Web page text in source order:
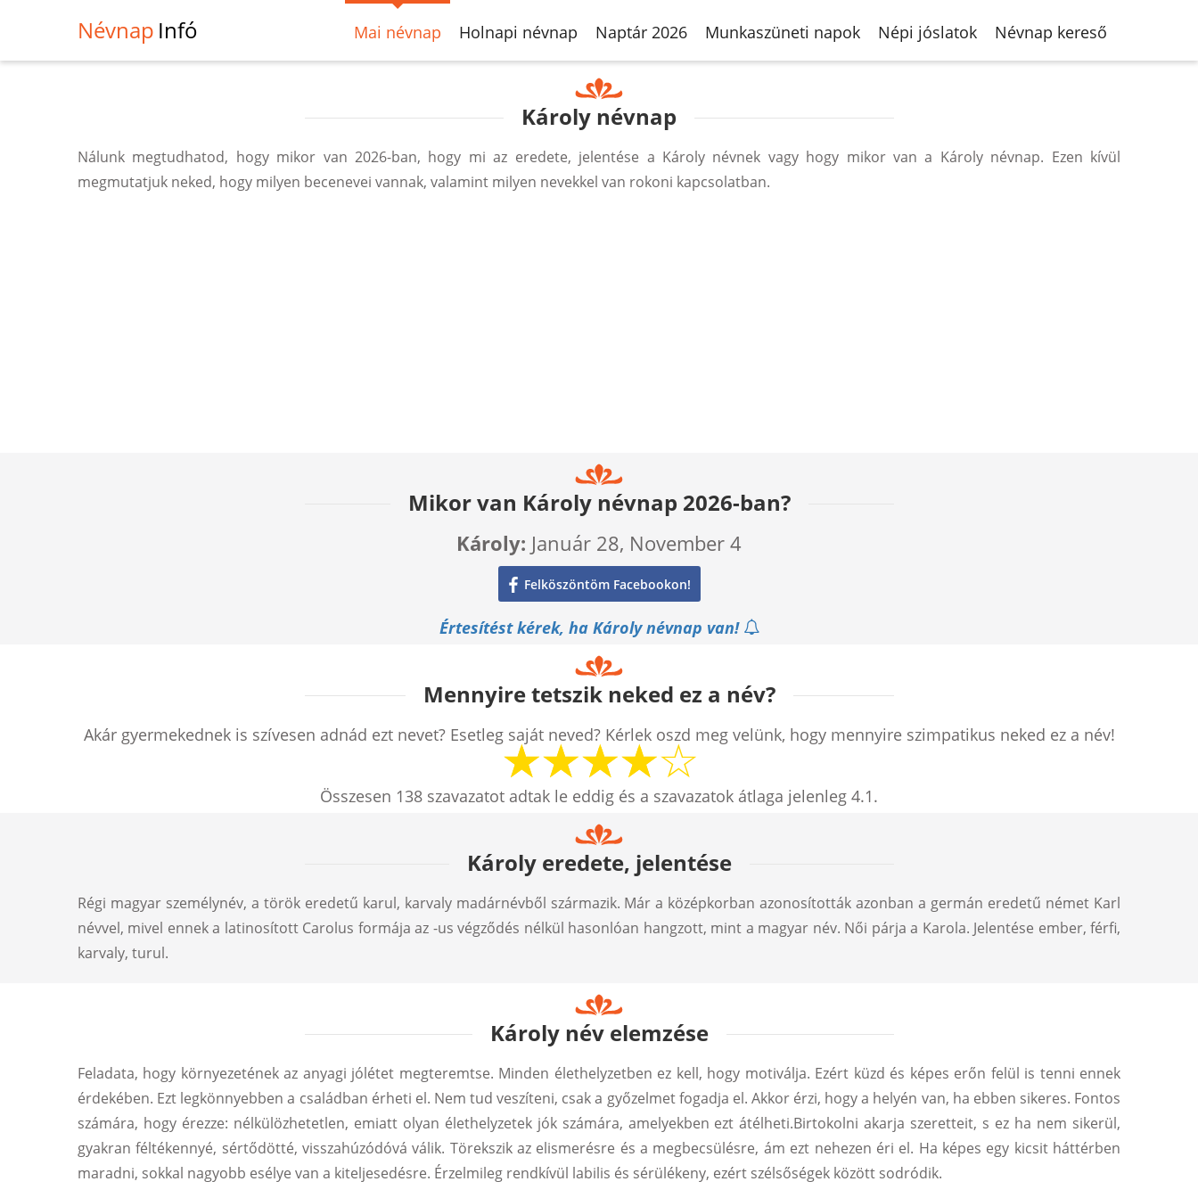
Névnap Infó Mai névnap Holnapi névnap Naptár 2026 Munkaszüneti napok Népi jóslatok Névnap kereső
Károly névnap
Nálunk megtudhatod, hogy mikor van 2026-ban, hogy mi az eredete, jelentése a Károly névnek vagy hogy mikor van a Károly névnap. Ezen kívül
megmutatjuk neked, hogy milyen becenevei vannak, valamint milyen nevekkel van rokoni kapcsolatban.
Mikor van Károly névnap 2026-ban?
Károly: Január 28, November 4
Felköszöntöm Facebookon!
Értesítést kérek, ha Károly névnap van!
Mennyire tetszik neked ez a név?
Akár gyermekednek is szívesen adnád ezt nevet? Esetleg saját neved? Kérlek oszd meg velünk, hogy mennyire szimpatikus neked ez a név!
Összesen 138 szavazatot adtak le eddig és a szavazatok átlaga jelenleg 4.1.
Károly eredete, jelentése
Régi magyar személynév, a török eredetű karul, karvaly madárnévből származik. Már a középkorban azonosították azonban a germán eredetű német Karl
névvel, mivel ennek a latinosított Carolus formája az -us végződés nélkül hasonlóan hangzott, mint a magyar név. Női párja a Karola. Jelentése ember, férfi,
karvaly, turul.
Károly név elemzése
Feladata, hogy környezetének az anyagi jólétet megteremtse. Minden élethelyzetben ez kell, hogy motiválja. Ezért küzd és képes erőn felül is tenni ennek
érdekében. Ezt legkönnyebben a családban érheti el. Nem tud veszíteni, csak a győzelmet fogadja el. Akkor érzi, hogy a helyén van, ha ebben sikeres. Fontos
számára, hogy érezze: nélkülözhetetlen, emiatt olyan élethelyzetek jók számára, amelyekben ezt átélheti.Birtokolni akarja szeretteit, s ez ha nem sikerül,
gyakran féltékennyé, sértődötté, visszahúzódóvá válik. Törekszik az elismerésre és a megbecsülésre, ám ezt nehezen éri el. Ha képes egy kicsit háttérben
maradni, sokkal nagyobb esélye van a kiteljesedésre. Érzelmileg rendkívül labilis és sérülékeny, ezért szélsőségek között sodródik.